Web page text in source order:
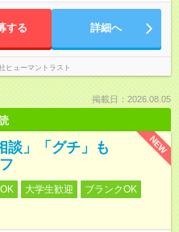
する 詳細へ
ヒューマントラスト
掲載日：2026.08.05
NEW
談」「グチ」も
大学生歓迎
ブランクOK